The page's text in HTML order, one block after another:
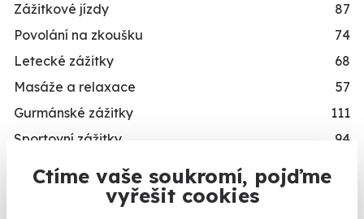
Ctíme vaše soukromí, pojďme
vyřešit cookies
Zážitkové jízdy
87
Povolání na zkoušku
74
Letecké zážitky
68
Masáže a relaxace
57
Gurmánské zážitky
111
Sportovní zážitky
94
Zážitkové pobyty
Vojenské zážitky